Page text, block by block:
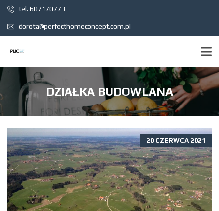
tel. 607170773
dorota@perfecthomeconcept.com.pl
DZIAŁKA BUDOWLANA
20 CZERWCA 2021